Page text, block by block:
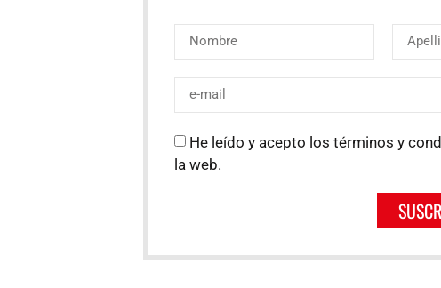
He leído y acepto los términos y
la web.